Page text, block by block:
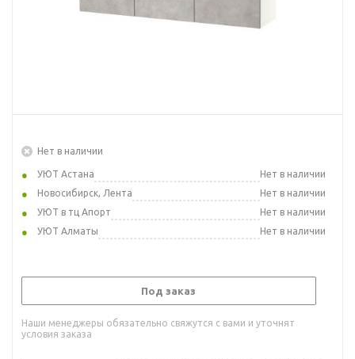
Нет в наличии
УЮТ Астана
Нет в наличии
Новосибирск, Лента
Нет в наличии
УЮТ в тц Апорт
Нет в наличии
УЮТ Алматы
Нет в наличии
Под заказ
Наши менеджеры обязательно свяжутся с вами и уточнят
условия заказа